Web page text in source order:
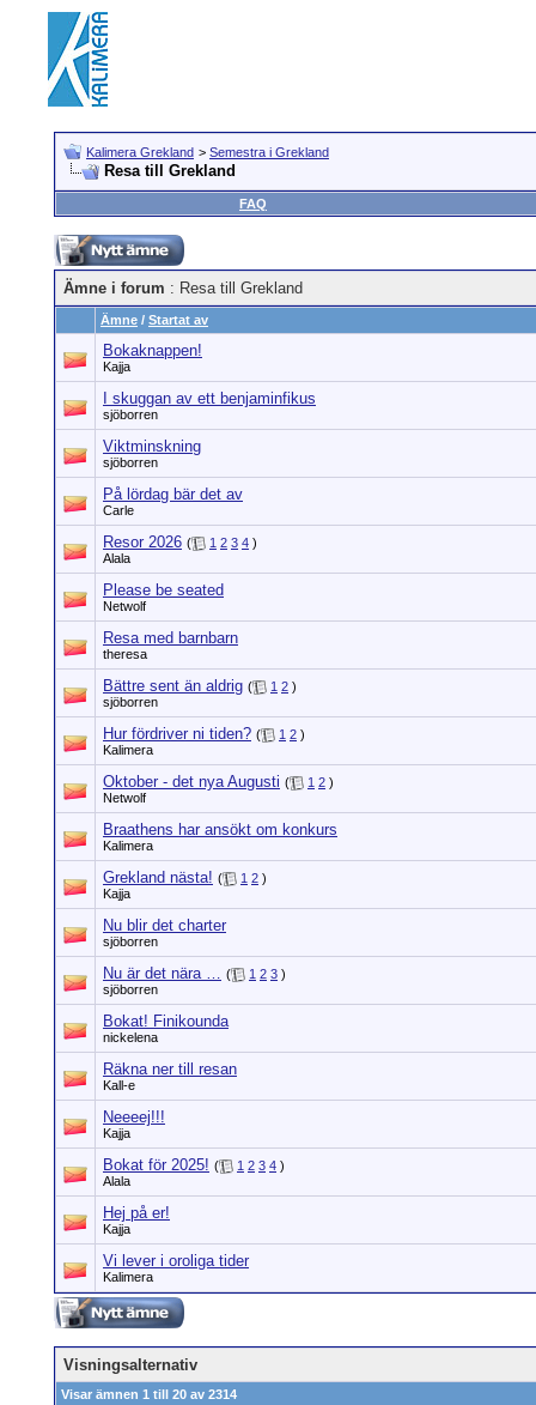
Kalimera Grekland > Semestra i Grekland
Resa till Grekland
FAQ
Ämne i forum : Resa till Grekland
Ämne / Startat av
Bokaknappen!
Kajja
I skuggan av ett benjaminfikus
sjöborren
Viktminskning
sjöborren
På lördag bär det av
Carle
Resor 2026 ( 1 2 3 4 )
Alala
Please be seated
Netwolf
Resa med barnbarn
theresa
Bättre sent än aldrig ( 1 2 )
sjöborren
Hur fördriver ni tiden? ( 1 2 )
Kalimera
Oktober - det nya Augusti ( 1 2 )
Netwolf
Braathens har ansökt om konkurs
Kalimera
Grekland nästa! ( 1 2 )
Kajja
Nu blir det charter
sjöborren
Nu är det nära … ( 1 2 3 )
sjöborren
Bokat! Finikounda
nickelena
Räkna ner till resan
Kall-e
Neeeej!!!
Kajja
Bokat för 2025! ( 1 2 3 4 )
Alala
Hej på er!
Kajja
Vi lever i oroliga tider
Kalimera
Visningsalternativ
Visar ämnen 1 till 20 av 2314